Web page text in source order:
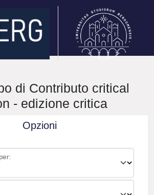
di Contributo critical
- edizione critica
Opzioni